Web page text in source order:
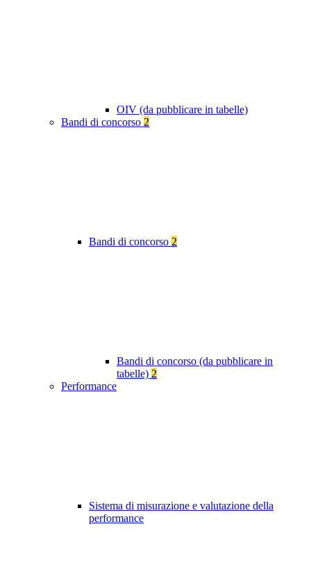
OIV (da pubblicare in tabelle)
Bandi di concorso 2
Bandi di concorso 2
Bandi di concorso (da pubblicare in
tabelle) 2
Performance
Sistema di misurazione e valutazione della
performance